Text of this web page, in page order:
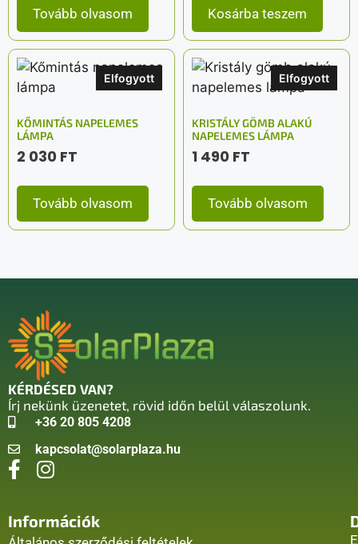
Tovább olvasom Kosárba teszem
Elfogyott
KŐMINTÁS NAPELEMES
LÁMPA
2 030 FT
Tovább olvasom
Elfogyott
KRISTÁLY GÖMB ALAKÚ
NAPELEMES LÁMPA
1 490 FT
Tovább olvasom
KÉRDÉSED VAN?
Írj nekünk üzenetet, rövid időn belül válaszolunk.
+36 20 805 4208
kapcsolat@solarplaza.hu
Információk